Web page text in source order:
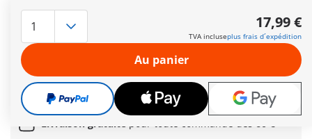
série propose quatre ensembles à thème, chacun avec un
véhicule et un personnage assortis pour des aventures
inoubliables. Le thème de ce coffret est centré sur les
licornes."
Autres informations
Le délai normalde livraison 4 à 7 jours ouvrés
Cadeau
incroyable offert dès 35 € d’achat!
Livraison gratuite pour toute commande dès 60 €
17,99 €
TVA incluseplus frais d´expédition
Au panier